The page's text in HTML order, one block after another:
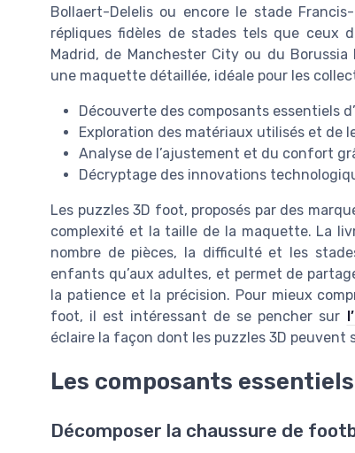
Bollaert-Delelis ou encore le stade
répliques fidèles de stades tels que ceux
Madrid, de Manchester City ou du
une maquette détaillée, idéale pour les
Découverte des composants essentiels
Exploration des matériaux utilisés et de
Analyse de l’ajustement et du confort
Décryptage des innovations
Les puzzles 3D foot, proposés par des
complexité et la taille de la maquette. La
nombre de pièces, la difficulté et les
enfants qu’aux adultes, et permet de
la patience et la précision. Pour mieux
foot, il est intéressant de se pencher sur
éclaire la façon dont les puzzles 3D peuvent
Les composants
Décomposer la chaussure de